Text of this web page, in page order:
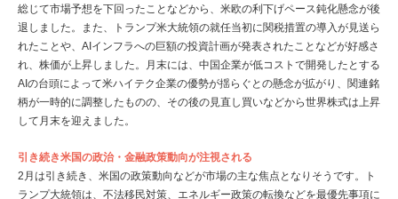
総じて市場予想を下回ったことなどから、米欧の利下げペース鈍化懸念が後
退しました。また、トランプ米大統領の就任当初に関税措置の導入が見送ら
れたことや、AIインフラへの巨額の投資計画が発表されたことなどが好感さ
れ、株価が上昇しました。月末には、中国企業が低コストで開発したとする
AIの台頭によって米ハイテク企業の優勢が揺らぐとの懸念が拡がり、関連銘
柄が一時的に調整したものの、その後の見直し買いなどから世界株式は上昇
して月末を迎えました。
引き続き米国の政治・金融政策動向が注視される
2月は引き続き、米国の政策動向などが市場の主な焦点となりそうです。ト
ランプ大統領は、不法移民対策、エネルギー政策の転換などを最優先事項に